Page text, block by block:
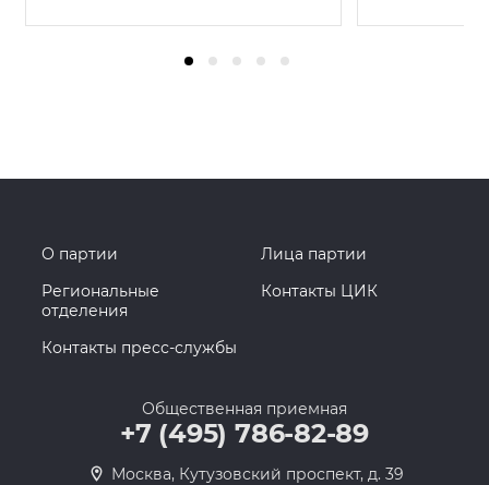
О партии
Лица партии
Региональные
отделения
Контакты ЦИК
Контакты пресс-службы
Общественная приемная
+7 (495) 786-82-89
Москва, Кутузовский проспект, д. 39